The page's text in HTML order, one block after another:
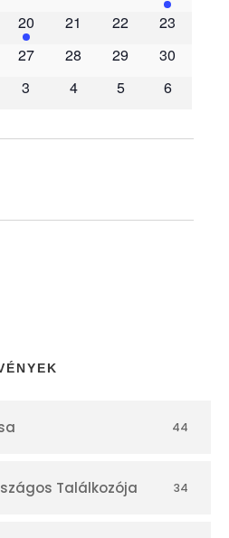
20 21 22
23
27 28 29
30
3 4 5 6
44
Találkozója 34